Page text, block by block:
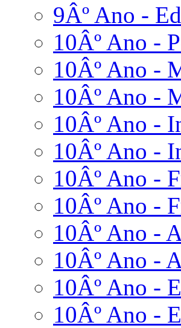
9Âº Ano -
10Âº Ano -
10Âº Ano -
10Âº Ano -
10Âº Ano -
10Âº Ano -
10Âº Ano -
10Âº Ano -
10Âº Ano -
10Âº Ano -
10Âº Ano -
10Âº Ano -